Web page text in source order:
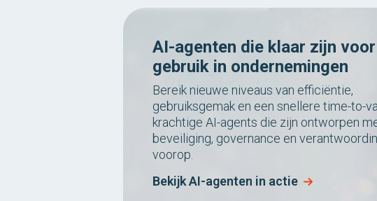
AI-agenten die klaar zijn voor
gebruik in ondernemingen
Bereik nieuwe niveaus van efficiëntie,
gebruiksgemak en een snellere time-to-
krachtige AI-agents die zijn ontworpen
beveiliging, governance en
voorop.
Bekijk AI-agenten in actie